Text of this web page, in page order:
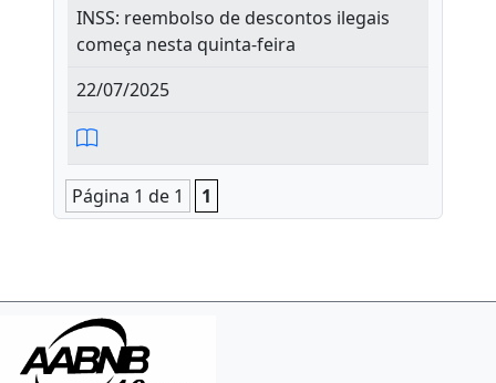
INSS: reembolso de descontos ilegais
começa nesta quinta-feira
22/07/2025
Página 1 de 1 1